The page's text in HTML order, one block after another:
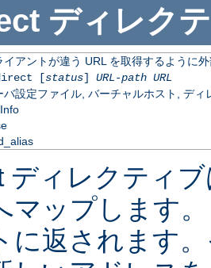
ディレク
イアントが違う URL を取得するように
[status] URL-path URL
バ設定ファイル, バーチャルホスト, ディ
ディレクティ
マップします
に返されます